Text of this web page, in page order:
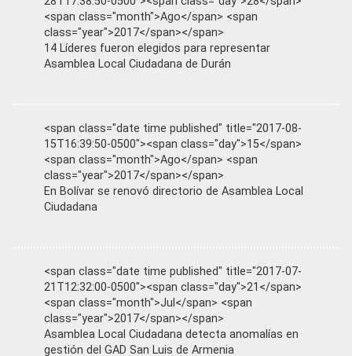
<span class="month">Ago</span> <span
class="year">2017</span></span>
14 Líderes fueron elegidos para representar
Asamblea Local Ciudadana de Durán
<span class="date time published" title="2017-08-
15T16:39:50-0500"><span class="day">15</span>
<span class="month">Ago</span> <span
class="year">2017</span></span>
En Bolívar se renovó directorio de Asamblea Local
Ciudadana
<span class="date time published" title="2017-07-
21T12:32:00-0500"><span class="day">21</span>
<span class="month">Jul</span> <span
class="year">2017</span></span>
Asamblea Local Ciudadana detecta anomalías en
gestión del GAD San Luis de Armenia